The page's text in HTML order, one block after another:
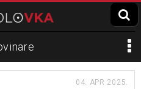
04. APR 2025.